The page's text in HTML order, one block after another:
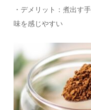
・デメリット：煮出す
味を感じやすい